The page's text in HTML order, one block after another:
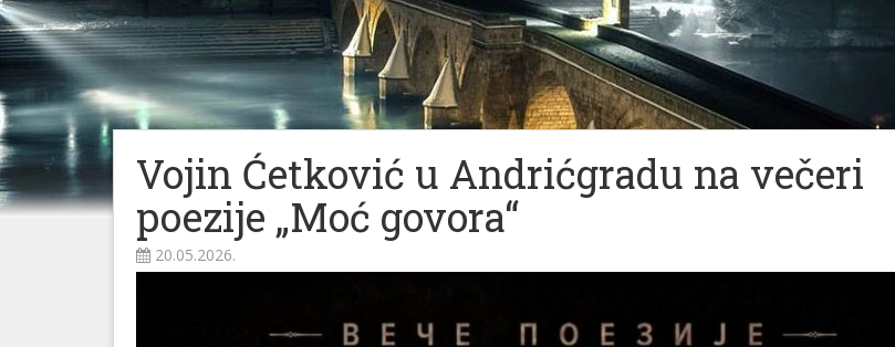
Vojin Ćetković u Andrićgradu na večeri
poezije „Moć govora“
20.05.2026.